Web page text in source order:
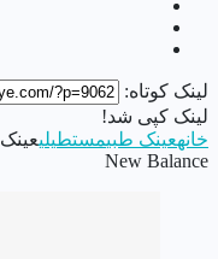
لینک کوتاه:
لینک کپی شد!
خانهعینک طبیمستطیلی
New Balance